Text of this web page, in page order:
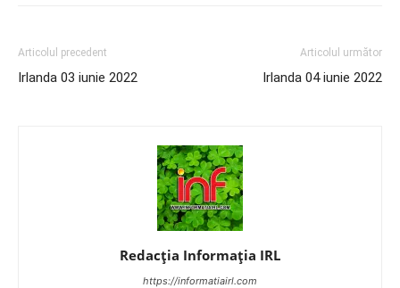
Articolul precedent
Irlanda 03 iunie 2022
Articolul următor
Irlanda 04 iunie 2022
Redacția Informația IRL
https://informatiairl.com